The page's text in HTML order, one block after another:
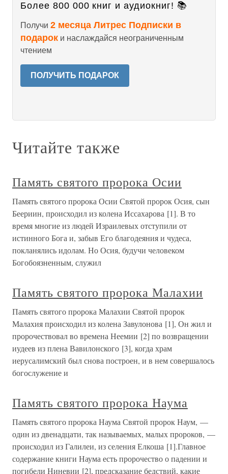
Более 800 000 книг и аудиокниг! 📚
Получи 2 месяца Литрес Подписки в
подарок и наслаждайся неограниченным
чтением
ПОЛУЧИТЬ ПОДАРОК
Читайте также
Память святого пророка Осии
Память святого пророка Осии Святой пророк Осия, сын
Беериин, происходил из колена Иссахарова [1]. В то
время многие из людей Израилевых отступили от
истинного Бога и, забыв Его благодеяния и чудеса,
покланялись идолам. Но Осия, будучи человеком
Богобоязненным, служил
Память святого пророка Малахии
Память святого пророка Малахии Святой пророк
Малахия происходил из колена Завулонова [1], Он жил и
пророчествовал во времена Неемии [2] по возвращении
иудеев из плена Вавилонского [3], когда храм
иерусалимский был снова построен, и в нем совершалось
богослужение и
Память святого пророка Наума
Память святого пророка Наума Святой пророк Наум, —
один из двенадцати, так называемых, малых пророков, —
происходил из Галилеи, из селения Елкоша [1].Главное
содержание книги Наума есть пророчество о падении и
погибели Ниневии [2], предсказание бедствий, какие